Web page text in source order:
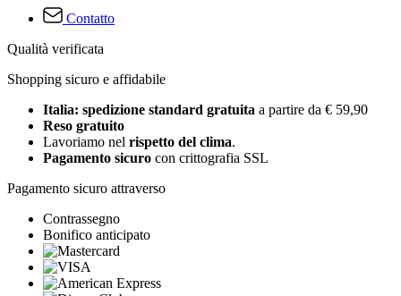
Contatto
Qualità verificata
Shopping sicuro e affidabile
Italia: spedizione standard gratuita a partire da € 59,90
Reso gratuito
Lavoriamo nel rispetto del clima.
Pagamento sicuro con crittografia SSL
Pagamento sicuro attraverso
Contrassegno
Bonifico anticipato